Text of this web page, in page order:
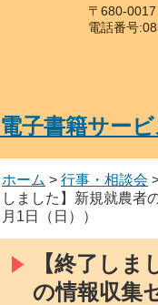
〒680-
電話番号
電子書籍サービ
ホーム > 行事・相談会
しました】新規就農者
月1日（日））
【終了し
の情報収集